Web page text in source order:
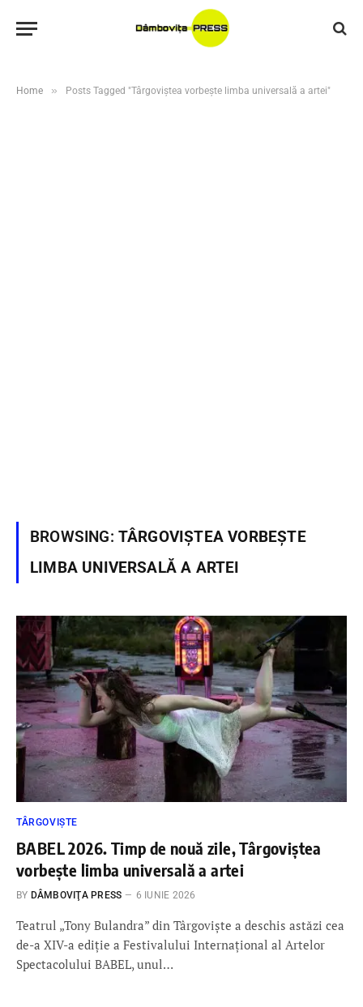
Home » Posts Tagged "Târgoviștea vorbește limba universală a artei"
BROWSING: TÂRGOVIȘTEA VORBEȘTE
LIMBA UNIVERSALĂ A ARTEI
TÂRGOVIȘTE
BABEL 2026. Timp de nouă zile, Târgoviștea
vorbește limba universală a artei
BY DÂMBOVIŢA PRESS 6 IUNIE 2026
Teatrul „Tony Bulandra” din Târgoviște a deschis astăzi cea
de-a XIV-a ediție a Festivalului Internațional al Artelor
Spectacolului BABEL, unul…